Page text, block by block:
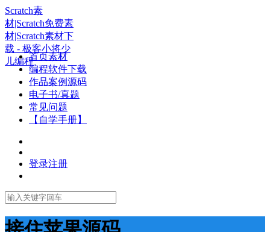
Scratch素
材|Scratch免费素
材|Scratch素材下
载 - 极客小将少
儿编程首页素材
编程软件下载
作品案例源码
电子书/真题
常见问题
【自学手册】
登录注册